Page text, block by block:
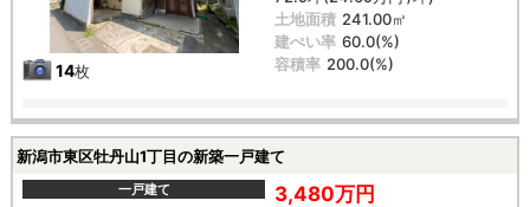
14枚
土地面積 241.00㎡
建ぺい率 60.0(%)
容積率 200.0(%)
新潟市東区牡丹山1丁目の新築一戸建て
一戸建て 3,480万円